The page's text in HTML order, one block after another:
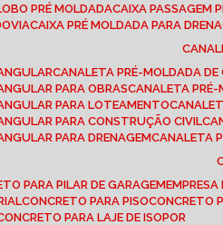
PRÉ MOLDADA CAIXA PASSAGEM
CAIXA PRÉ MOLDADA PARA
CANALETA PRÉ-MOLDADA
PARA OBRAS CANALETA
PARA LOTEAMENTO
PARA CONSTRUÇÃO CIVIL
PARA DRENAGEM CANALETA
PARA PILAR DE GARAGEM
CONCRETO PARA PISO CONCRETO
CONCRETO PARA LAJE DE ISOPOR